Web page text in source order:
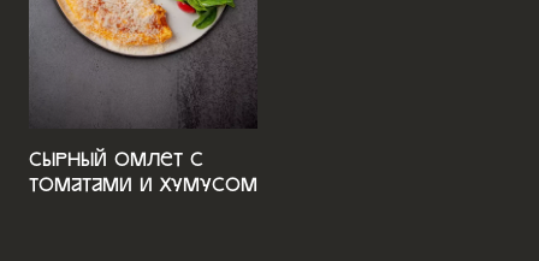
Сырный омлет с
томатами и хумусом